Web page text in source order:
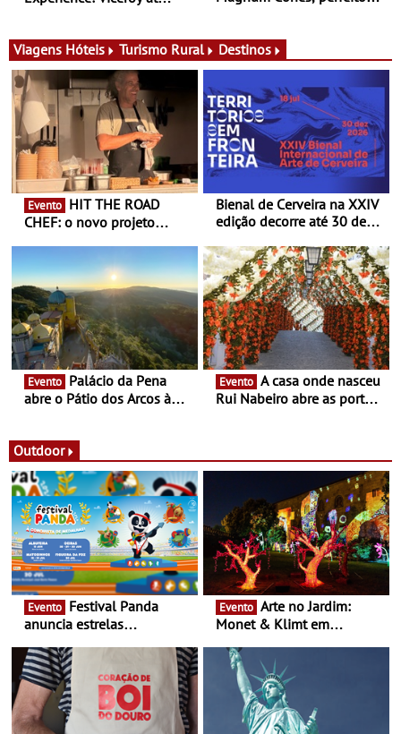
exclusiva
Viagens Hóteis Turismo Rural Destinos
Evento
CHEF: o novo projeto
Queiroz Ribeiro - Um novo
conceito gastronómico
itinerante que percorre
Portugal
Bienal de Cerveira na XXIV
edição decorre até 30 de
enquanto “Territórios sem
Fronteira”
Evento
abre o Pátio dos Arcos à
Evento
Rui Nabeiro abre as portas
16 de agosto
Outdoor
Evento
anuncia estrelas
- Entre Junho e Julho pelo
país
Evento
Monet & Klimt em
ao final de Setembro -
Experiência luminosa no
jardim do Museu de
Alberto Sampaio